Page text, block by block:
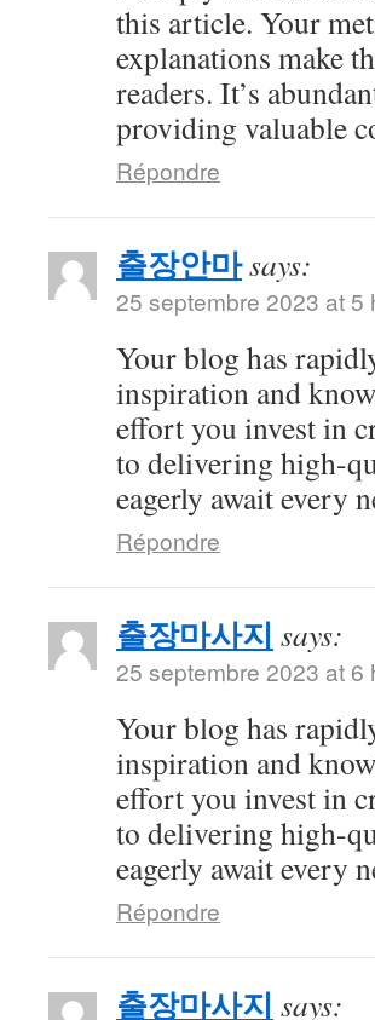
this article. Your
explanations make
readers. It’s
providing valuable
Répondre
출장안마says:
25 septembre 2023 at 5
Your blog has
inspiration and
effort you invest in
to delivering high-
eagerly await every
Répondre
출장마사지 says:
25 septembre 2023 at 6
Your blog has
inspiration and
effort you invest in
to delivering high-
eagerly await every
Répondre
출장마사지 says: